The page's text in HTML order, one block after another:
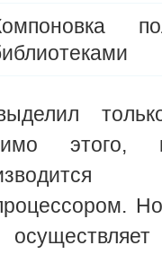
этого,